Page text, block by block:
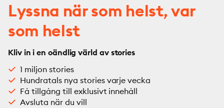
Lyssna när som helst, var
som helst
Kliv in i en oändlig värld av stories
1 miljon stories
Hundratals nya stories varje vecka
Få tillgång till exklusivt innehåll
Avsluta när du vill